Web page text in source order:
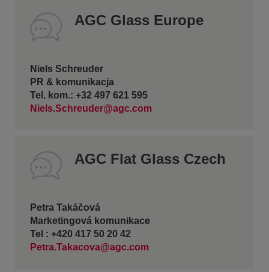
AGC Glass Europe
Niels Schreuder
PR & komunikacja
Tel. kom.: +32 497 621 595
Niels.Schreuder@agc.com
AGC Flat Glass Czech
Petra Takáčová
Marketingová komunikace
Tel : +420 417 50 20 42
Petra.Takacova@agc.com